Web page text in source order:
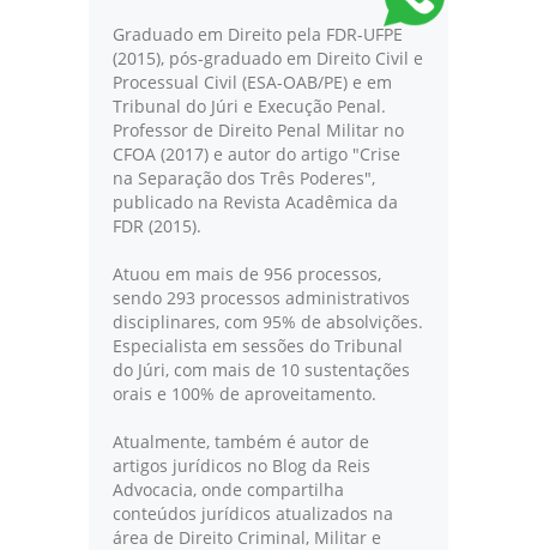
Graduado em Direito pela FDR-UFPE
(2015), pós-graduado em Direito Civil e
Processual Civil (ESA-OAB/PE) e em
Tribunal do Júri e Execução Penal.
Professor de Direito Penal Militar no
CFOA (2017) e autor do artigo "Crise
na Separação dos Três Poderes",
publicado na Revista Acadêmica da
FDR (2015).
Atuou em mais de 956 processos,
sendo 293 processos administrativos
disciplinares, com 95% de absolvições.
Especialista em sessões do Tribunal
do Júri, com mais de 10 sustentações
orais e 100% de aproveitamento.
Atualmente, também é autor de
artigos jurídicos no Blog da Reis
Advocacia, onde compartilha
conteúdos jurídicos atualizados na
área de Direito Criminal, Militar e